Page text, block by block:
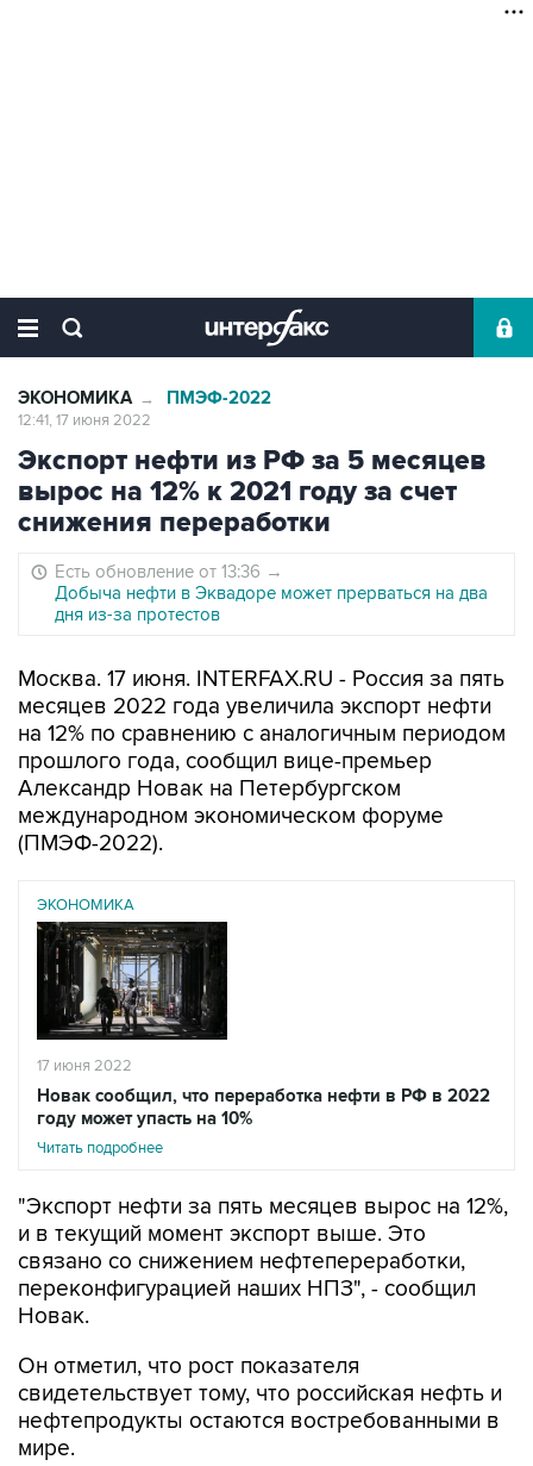
ЭКОНОМИКА → ПМЭФ-2022
12:41, 17 июня 2022
Экспорт нефти из РФ за 5 месяцев
вырос на 12% к 2021 году за счет
снижения переработки
Есть обновление от 13:36 →
Добыча нефти в Эквадоре может прерваться на два
дня из-за протестов
Москва. 17 июня. INTERFAX.RU - Россия за пять
месяцев 2022 года увеличила экспорт нефти
на 12% по сравнению с аналогичным периодом
прошлого года, сообщил вице-премьер
Александр Новак на Петербургском
международном экономическом форуме
(ПМЭФ-2022).
ЭКОНОМИКА
17 июня 2022
Новак сообщил, что переработка нефти в РФ в 2022
году может упасть на 10%
Читать подробнее
"Экспорт нефти за пять месяцев вырос на 12%,
и в текущий момент экспорт выше. Это
связано со снижением нефтепереработки,
переконфигурацией наших НПЗ", - сообщил
Новак.
Он отметил, что рост показателя
свидетельствует тому, что российская нефть и
нефтепродукты остаются востребованными в
мире.